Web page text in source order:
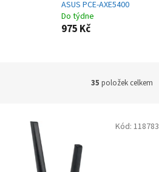
ASUS PCE-AXE5400
Do týdne
975 Kč
35 položek celkem
Kód: 118783